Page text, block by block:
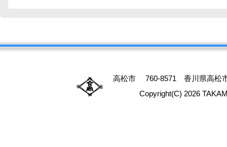
高松市 760-8571 香川県高松
Copyright(C) 2026